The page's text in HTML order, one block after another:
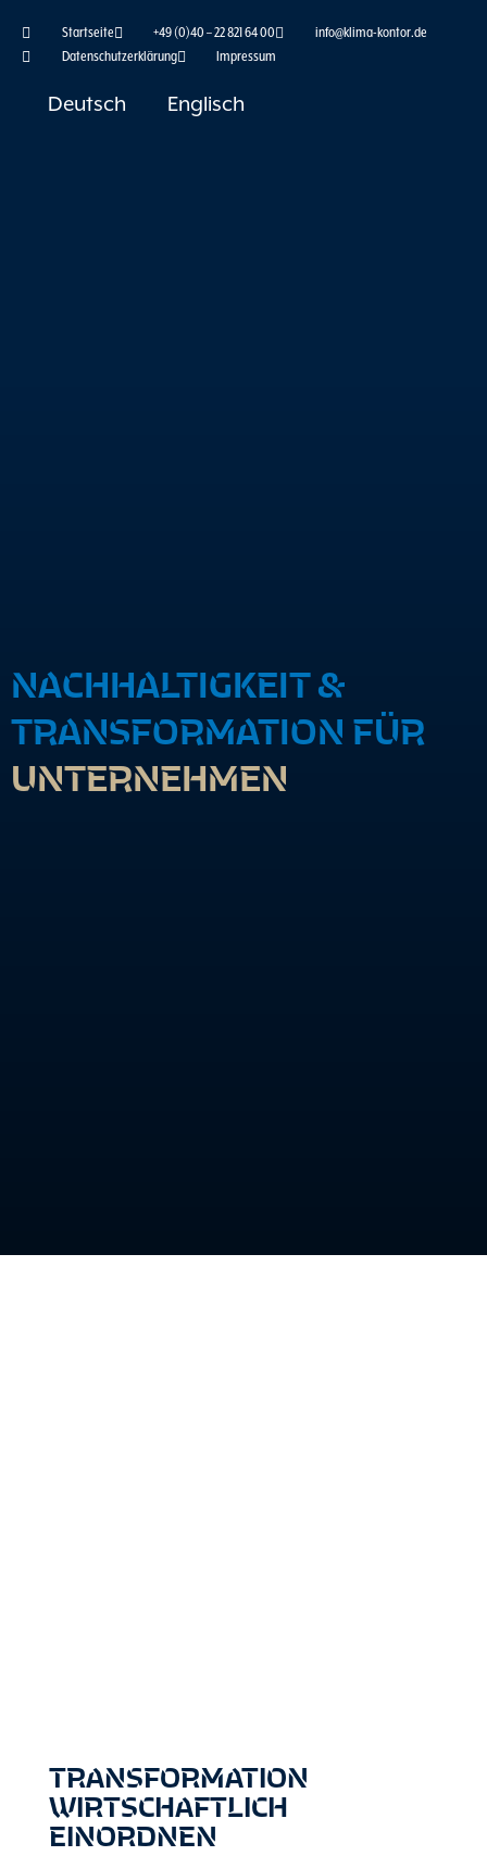
Inhalt
Startseite +49 (0)40 – 22 821 64 00
info@klima-kontor.de
Datenschutzerklärung
Impressum
Deutsch Englisch
NACHHALTIGKEIT &
TRANSFORMATION FÜR
UNTERNEHMEN
TRANSFORMATION
WIRTSCHAFTLICH
EINORDNEN